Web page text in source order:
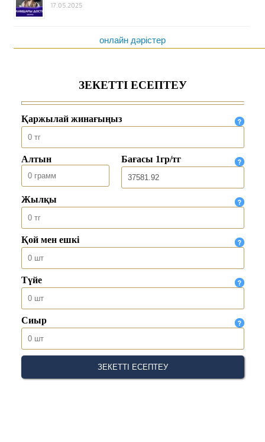
17.05.2025
онлайн дәрістер